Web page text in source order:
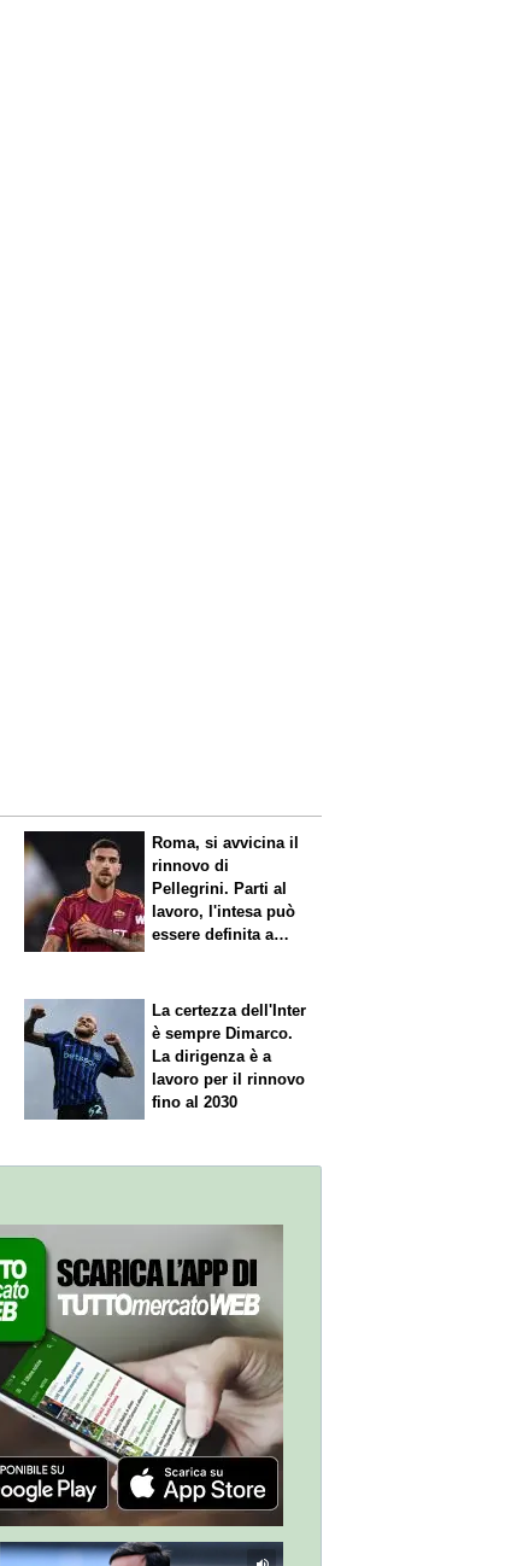
Roma, si avvicina il
rinnovo di
Pellegrini. Parti al
lavoro, l'intesa può
essere definita a
La certezza dell'Inter
è sempre Dimarco.
La dirigenza è a
lavoro per il rinnovo
fino al 2030